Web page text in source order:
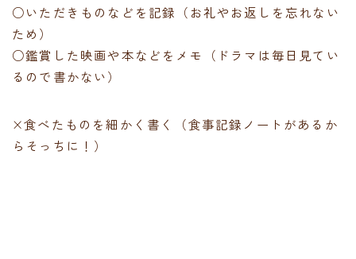
○いただきものなどを記録（お礼やお返しを忘れない
ため）
○鑑賞した映画や本などをメモ（ドラマは毎日見てい
るので書かない）
×食べたものを細かく書く（食事記録ノートがあるか
らそっちに！）